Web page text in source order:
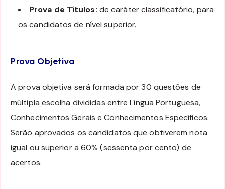
Prova de Títulos: de caráter classificatório, para
os candidatos de nível superior.
Prova Objetiva
A prova objetiva será formada por 30 questões de
múltipla escolha divididas entre Língua Portuguesa,
Conhecimentos Gerais e Conhecimentos Específicos.
Serão aprovados os candidatos que obtiverem nota
igual ou superior a 60% (sessenta por cento) de
acertos.